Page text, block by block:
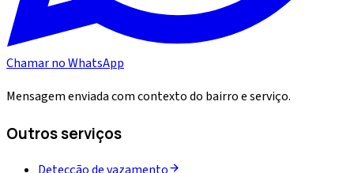
Chamar no WhatsApp
Mensagem enviada com contexto do bairro e serviço.
Outros serviços